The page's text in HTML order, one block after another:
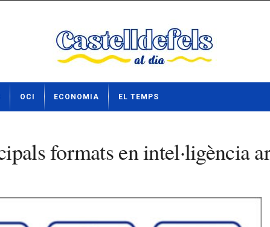
OCI ECONOMIA EL TEMPS
formats en intel·ligència